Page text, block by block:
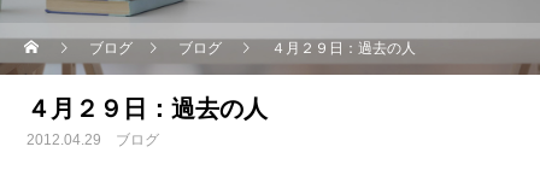
ブログ ブログ ４月２９日：過去の人
４月２９日：過去の人
2012.04.29 ブログ